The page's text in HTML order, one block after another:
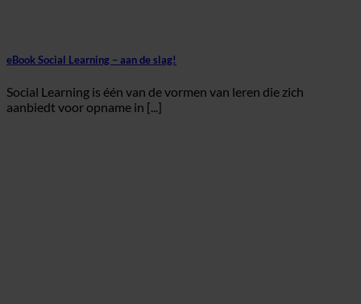
eBook Social Learning – aan de slag!
Social Learning is één van de vormen van leren die zich
aanbiedt voor opname in [...]